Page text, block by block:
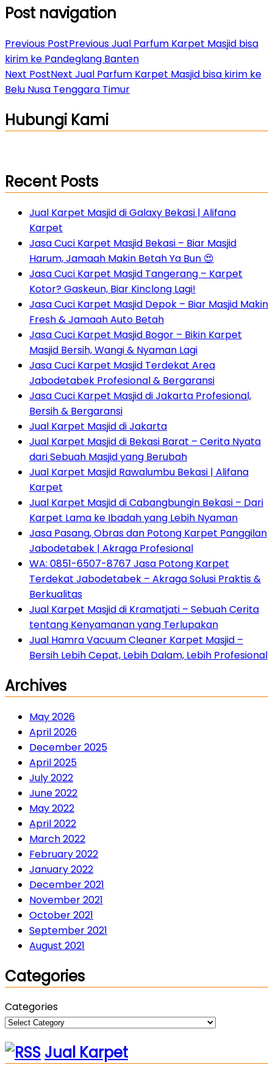
Post navigation
Previous PostPreviousJual Parfum Karpet Masjid bisa
kirim ke Pandeglang Banten
Next PostNext Jual Parfum Karpet Masjid bisa kirim ke
Belu Nusa Tenggara Timur
Hubungi Kami
Recent Posts
Jual Karpet Masjid di Galaxy Bekasi | Alifana
Karpet
Jasa Cuci Karpet Masjid Bekasi – Biar Masjid
Harum, Jamaah Makin Betah Ya Bun 😍
Jasa Cuci Karpet Masjid Tangerang – Karpet
Kotor? Gaskeun, Biar Kinclong Lagi!
Jasa Cuci Karpet Masjid Depok – Biar Masjid Makin
Fresh & Jamaah Auto Betah
Jasa Cuci Karpet Masjid Bogor – Bikin Karpet
Masjid Bersih, Wangi & Nyaman Lagi
Jasa Cuci Karpet Masjid Terdekat Area
Jabodetabek Profesional & Bergaransi
Jasa Cuci Karpet Masjid di Jakarta Profesional,
Bersih & Bergaransi
Jual Karpet Masjid di Jakarta
Jual Karpet Masjid di Bekasi Barat – Cerita Nyata
dari Sebuah Masjid yang Berubah
Jual Karpet Masjid Rawalumbu Bekasi | Alifana
Karpet
Jual Karpet Masjid di Cabangbungin Bekasi – Dari
Karpet Lama ke Ibadah yang Lebih Nyaman
Jasa Pasang, Obras dan Potong Karpet Panggilan
Jabodetabek | Akraga Profesional
WA: 0851-6507-8767 Jasa Potong Karpet
Terdekat Jabodetabek – Akraga Solusi Praktis &
Berkualitas
Jual Karpet Masjid di Kramatjati – Sebuah Cerita
tentang Kenyamanan yang Terlupakan
Jual Hamra Vacuum Cleaner Karpet Masjid –
Bersih Lebih Cepat, Lebih Dalam, Lebih Profesional
Archives
May 2026
April 2026
December 2025
April 2025
July 2022
June 2022
May 2022
April 2022
March 2022
February 2022
January 2022
December 2021
November 2021
October 2021
September 2021
August 2021
Categories
Categories
Jual Karpet